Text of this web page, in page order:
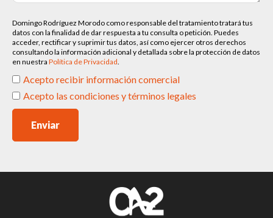
Domingo Rodríguez Morodo como responsable del tratamiento tratará tus
datos con la finalidad de dar respuesta a tu consulta o petición. Puedes
acceder, rectificar y suprimir tus datos, así como ejercer otros derechos
consultando la información adicional y detallada sobre la protección de datos
en nuestra Política de Privacidad
Acepto recibir información comercial
Acepto las condiciones y términos legales
Enviar